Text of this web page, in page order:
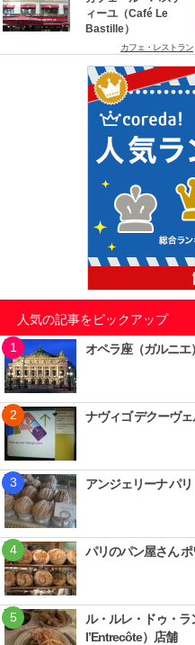
ィーユ（Café Le
Bastille）
カフェ・レストラン
人気の記事をピックアップ
オペラ座（ガルニ
ナヴィゴ デクーヴ
アンジェリーナ パリ
パリのパン屋さん ポ
ル・ルレ・ドゥ・ラ
l’Entrecôte）店舗